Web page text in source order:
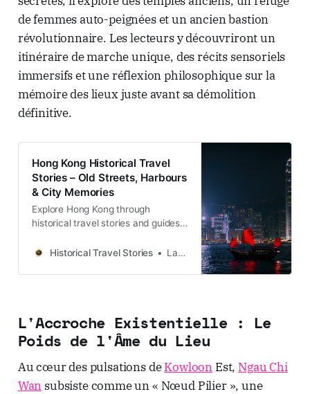
de femmes auto-peignées et un ancien bastion
révolutionnaire. Les lecteurs y découvriront un
itinéraire de marche unique, des récits sensoriels
immersifs et une réflexion philosophique sur la
mémoire des lieux juste avant sa démolition
définitive.
Hong Kong Historical Travel
Stories – Old Streets, Harbours
& City Memories
Explore Hong Kong through
historical travel stories and guides.
neighbourhoods filled with
Historical Travel Stories Lawrence
L'Accroche Existentielle : Le
Poids de l'Âme du Lieu
Au cœur des pulsations deKowloon Est, Ngau Chi
Wan subsiste comme un « Nœud Pilier », une